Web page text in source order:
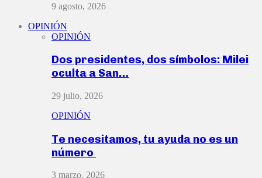
9 agosto, 2026
OPINIÓN
OPINIÓN
Dos presidentes, dos símbolos: Milei
oculta a San…
29 julio, 2026
OPINIÓN
Te necesitamos, tu ayuda no es un
número
3 marzo, 2026